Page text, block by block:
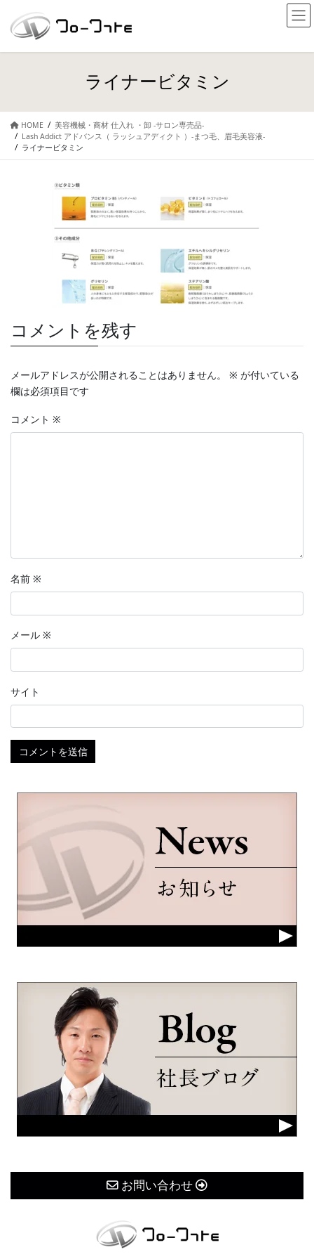
ライナービタミン
HOME
美容機械・商材 仕入れ ・卸 -サロン専売品-
Lash Addict アドバンス（ ラッシュアディクト ）-まつ毛、眉毛美容液-
ライナービタミン
コメントを残す
メールアドレスが公開されることはありません。 ※ が付いている
欄は必須項目です
コメント ※
名前 ※
メール ※
サイト
お問い合わせ